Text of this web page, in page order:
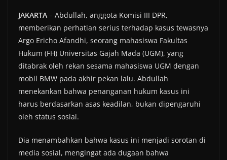
JAKARTA – Abdullah, anggota Komisi III DPR,
memberikan perhatian serius terhadap kasus tewasnya
Argo Ericho Afandhi, seorang mahasiswa Fakultas
Hukum (FH) Universitas Gajah Mada (UGM), yang
ditabrak oleh rekan sesama mahasiswa UGM dengan
mobil BMW pada akhir pekan lalu. Abdullah
menekankan bahwa penanganan hukum kasus ini
harus berdasarkan asas keadilan, bukan dipengaruhi
oleh status sosial.
Dia menambahkan bahwa kasus ini menjadi sorotan di
media sosial, mengingat ada dugaan bahwa